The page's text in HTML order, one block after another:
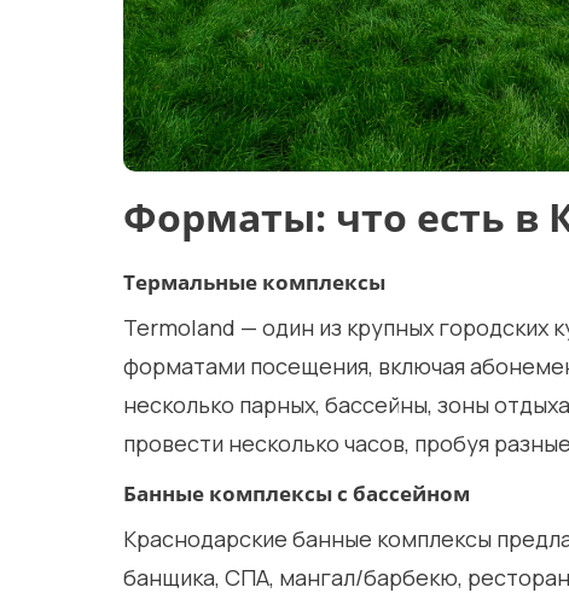
Форматы: что есть в
Термальные комплексы
Termoland — один из крупных городских
форматами посещения, включая
несколько парных, бассейны, зоны
провести несколько часов, пробуя
Банные комплексы с бассейном
Краснодарские банные комплексы
банщика, СПА, мангал/барбекю,